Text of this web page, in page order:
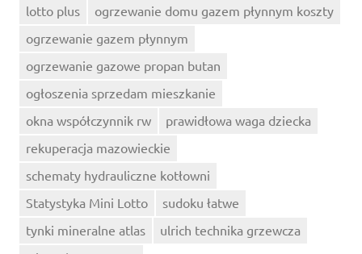
lotto plus
ogrzewanie domu gazem płynnym koszty
ogrzewanie gazem płynnym
ogrzewanie gazowe propan butan
ogłoszenia sprzedam mieszkanie
okna współczynnik rw
prawidłowa waga dziecka
rekuperacja mazowieckie
schematy hydrauliczne kotłowni
Statystyka Mini Lotto
sudoku łatwe
tynki mineralne atlas
ulrich technika grzewcza